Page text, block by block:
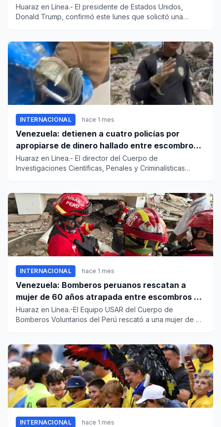
Huaraz en Línea.- El presidente de Estados Unidos,
Donald Trump, confirmó este lunes que solicitó una
INTERNACIONAL hace 1 mes
Venezuela: detienen a cuatro policías por
apropiarse de dinero hallado entre escombros
de viviendas colapsadas en La Guaira
Huaraz en Línea.- El director del Cuerpo de
Investigaciones Científicas, Penales y Criminalísticas
INTERNACIONAL hace 1 mes
Venezuela: Bomberos peruanos rescatan a
mujer de 60 años atrapada entre escombros de
edificio en La Guaira
Huaraz en Línea.-El Equipo USAR del Cuerpo de
Bomberos Voluntarios del Perú rescató a una mujer de 60
INTERNACIONAL hace 1 mes